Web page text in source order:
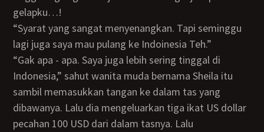
gelapku…!
“Syarat yang sangat menyenangkan. Tapi seminggu
lagi juga saya mau pulang ke Indoinesia Teh.”
“Gak apa - apa. Saya juga lebih sering tinggal di
Indonesia,” sahut wanita muda bernama Sheila itu
sambil memasukkan tangan ke dalam tas yang
dibawanya. Lalu dia mengeluarkan tiga ikat US dollar
pecahan 100 USD dari dalam tasnya. Lalu